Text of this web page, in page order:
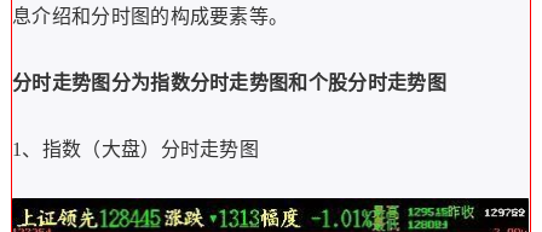
息介绍和分时图的构成要素等。
分时走势图分为指数分时走势图和个股分时走势图
1、指数（大盘）分时走势图